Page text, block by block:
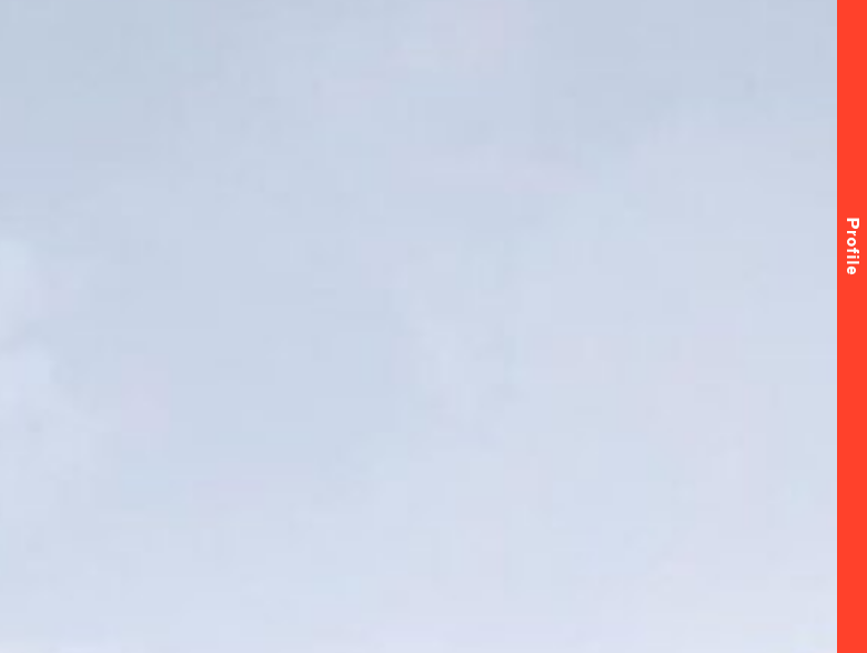
Profile